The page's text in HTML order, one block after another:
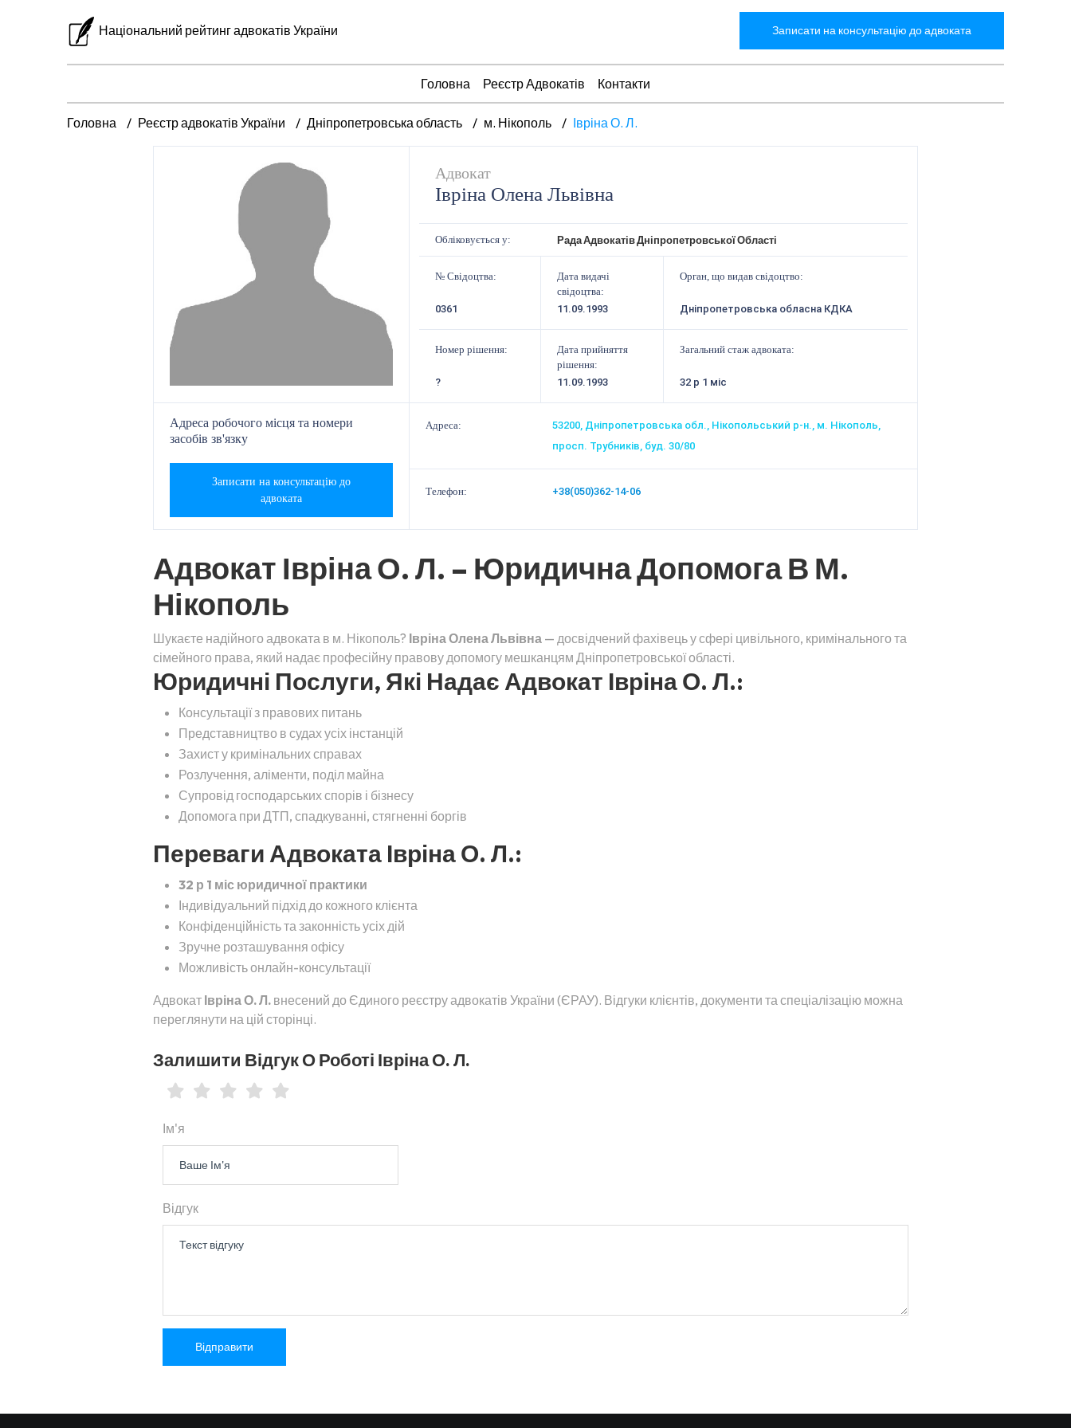
Національний рейтинг адвокатів України Записати на консультацію до адвоката
Головна Реєстр Адвокатів Контакти
Головна Реєстр адвокатів України Дніпропетровська область м. Нікополь Івріна О. Л.
Адвокат
Івріна Олена Львівна
Обліковується у: Рада Адвокатів Дніпропетровської Області
№ Свідоцтва:
0361
Дата видачі
свідоцтва:
11.09.1993
Орган, що видав свідоцтво:
Дніпропетровська обласна КДКА
Номер рішення:
?
Дата прийняття
рішення:
11.09.1993
Загальний стаж адвоката:
32 р 1 міс
Адреса робочого місця та номери
засобів зв'язку
Записати на консультацію до
адвоката
Адреса:
53200, Дніпропетровська обл., Нікопольський р-н., м. Нікополь,
просп. Трубників, буд. 30/80
Телефон: +38(050)362-14-06
Адвокат Івріна О. Л. – Юридична Допомога В М.
Нікополь
Шукаєте надійного адвоката в м. Нікополь? Івріна Олена Львівна — досвідчений фахівець у сфері цивільного, кримінального та
сімейного права, який надає професійну правову допомогу мешканцям Дніпропетровської області.
Юридичні Послуги, Які Надає Адвокат Івріна О. Л.:
Консультації з правових питань
Представництво в судах усіх інстанцій
Захист у кримінальних справах
Розлучення, аліменти, поділ майна
Супровід господарських спорів і бізнесу
Допомога при ДТП, спадкуванні, стягненні боргів
Переваги Адвоката Івріна О. Л.:
32 р 1 міс юридичної практики
Індивідуальний підхід до кожного клієнта
Конфіденційність та законність усіх дій
Зручне розташування офісу
Можливість онлайн-консультації
Адвокат Івріна О. Л. внесений до Єдиного реєстру адвокатів України (ЄРАУ). Відгуки клієнтів, документи та спеціалізацію можна
переглянути на цій сторінці.
Залишити Відгук О Роботі Івріна О. Л.
Ім'я
Відгук